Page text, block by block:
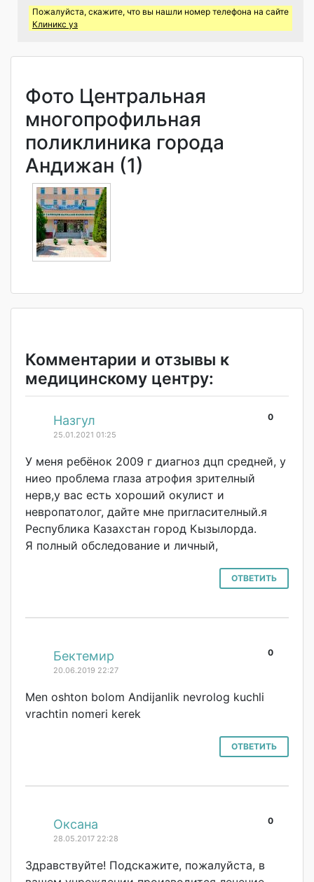
Пожалуйста, скажите, что вы нашли номер телефона на сайте
Клиникс уз
Фото Центральная
многопрофильная
поликлиника города
Андижан (1)
Комментарии и отзывы к
медицинскому центру:
0
Назгул
25.01.2021 01:25
У меня ребёнок 2009 г диагноз дцп средней, у
ниео проблема глаза атрофия зрителный
нерв,у вас есть хороший окулист и
невропатолог, дайте мне пригласителный.я
Республика Казахстан город Кызылорда.
Я полный обследование и личный,
ОТВЕТИТЬ
0
Бектемир
20.06.2019 22:27
Men oshton bolom Andijanlik nevrolog kuchli
vrachtin nomeri kerek
ОТВЕТИТЬ
0
Оксана
28.05.2017 22:28
Здравствуйте! Подскажите, пожалуйста, в